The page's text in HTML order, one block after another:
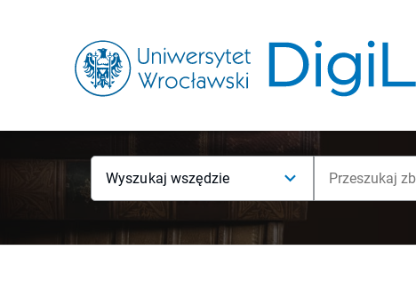
Wyszukaj wszędzie